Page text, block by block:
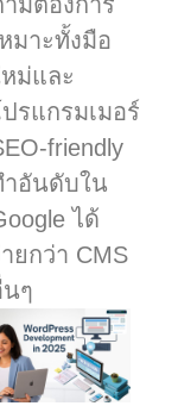
มาะทั้งมือ
ม่และ
รแกรมเมอร์
friendly
อันดับใน
ได้
ยกว่า CMS
ๆ